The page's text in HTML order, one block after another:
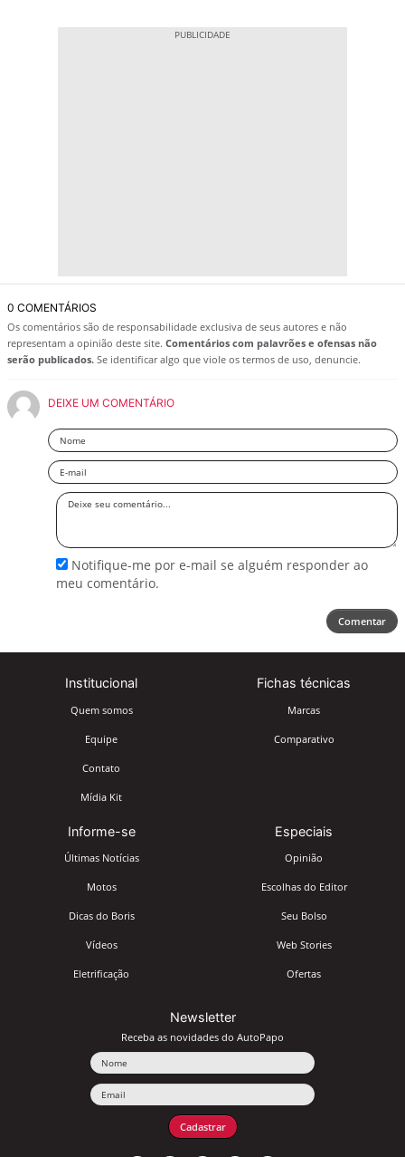
0 COMENTÁRIOS
Os comentários são de responsabilidade exclusiva de seus autores e não
representam a opinião deste site. Comentários com palavrões e ofensas não
serão publicados. Se identificar algo que viole os termos de uso, denuncie.
DEIXE UM COMENTÁRIO
Nome
Email
Deixe
Notifique-me por e-mail se alguém responder ao
meu comentário.
Comentar
Institucional
Quem somos
Equipe
Contato
Mídia Kit
Fichas técnicas
Marcas
Comparativo
Informe-se
Últimas Notícias
Motos
Dicas do Boris
Vídeos
Eletrificação
Especiais
Opinião
Escolhas do Editor
Seu Bolso
Web Stories
Ofertas
Newsletter
Receba as novidades do AutoPapo
Cadastrar